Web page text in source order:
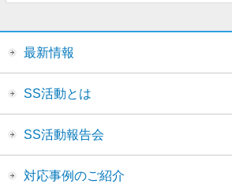
最新情報
SS活動とは
SS活動報告会
対応事例のご紹介